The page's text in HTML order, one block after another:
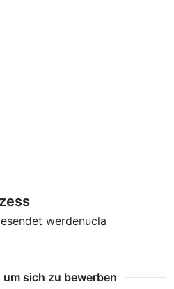
werdenucla
sich zu bewerben